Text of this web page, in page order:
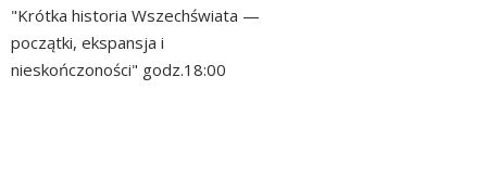
"Krótka historia Wszechświata —
początki, ekspansja i
nieskończoności" godz.18:00